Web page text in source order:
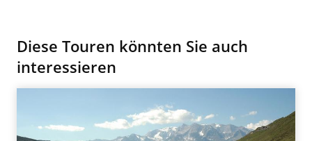
Diese Touren könnten Sie auch
interessieren